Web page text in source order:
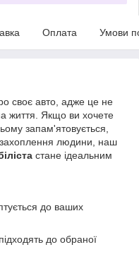
Оплата Умови
своє авто, адже це не
життя. Якщо ви хочете
запам'ятовується,
захоплення людини, наш
стане ідеальним
до ваших
до обраної